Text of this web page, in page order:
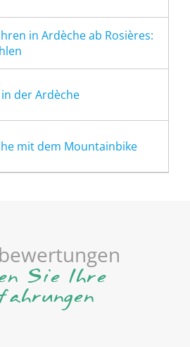
in Ardèche ab Rosières:
der Ardèche
mit dem Mountainbike
Sie Ihre